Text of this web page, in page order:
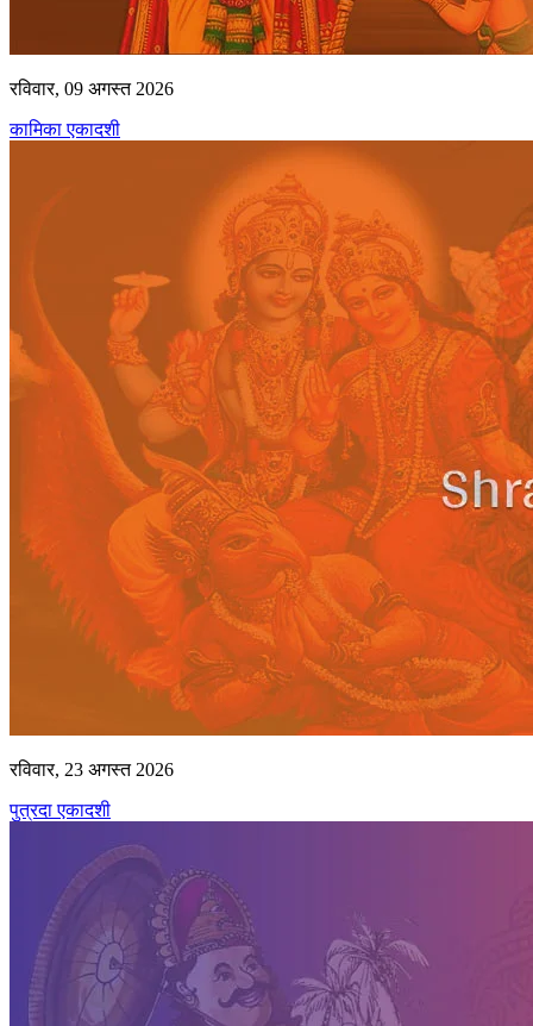
रविवार, 09 अगस्त 2026
कामिका एकादशी
रविवार, 23 अगस्त 2026
पुत्रदा एकादशी